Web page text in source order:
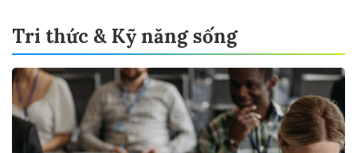
Tri thức & Kỹ năng sống